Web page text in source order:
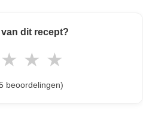
dit recept?
★ ★ ★
beoordelingen)